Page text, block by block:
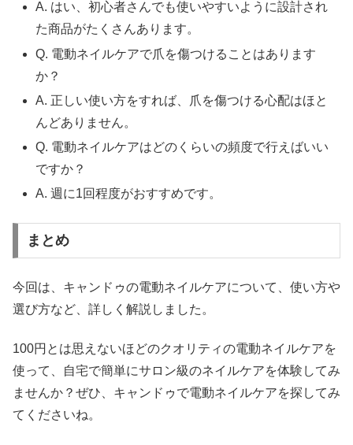
A. はい、初心者さんでも使いやすいように設計され
た商品がたくさんあります。
Q. 電動ネイルケアで爪を傷つけることはあります
か？
A. 正しい使い方をすれば、爪を傷つける心配はほと
んどありません。
Q. 電動ネイルケアはどのくらいの頻度で行えばいい
ですか？
A. 週に1回程度がおすすめです。
まとめ
今回は、キャンドゥの電動ネイルケアについて、使い方や
選び方など、詳しく解説しました。
100円とは思えないほどのクオリティの電動ネイルケアを
使って、自宅で簡単にサロン級のネイルケアを体験してみ
ませんか？ぜひ、キャンドゥで電動ネイルケアを探してみ
てくださいね。